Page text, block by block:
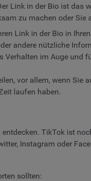
Link in der Bio ist das
zu machen oder Sie
Link in der Bio in
andere nützliche
im Auge und
vor allem, wenn
laufen haben.
TikTok ist
Instagram oder
sollten: